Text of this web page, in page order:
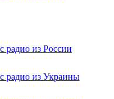
радио из России
радио из Украины